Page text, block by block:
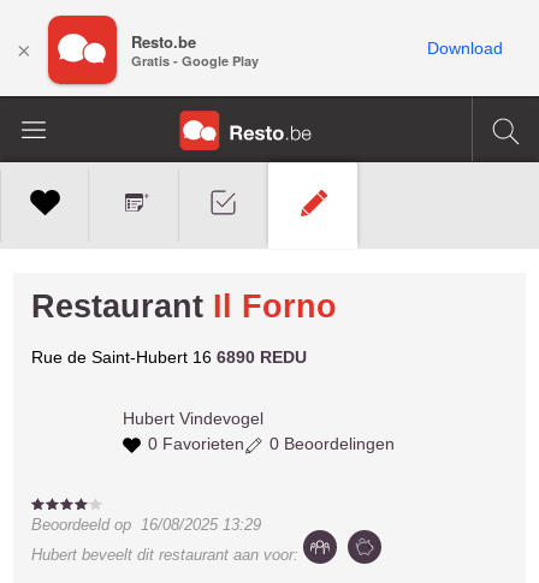
Restaurant Il Forno
Rue de Saint-Hubert 166890 REDU
Hubert Vindevogel
0 Favorieten
0 Beoordelingen
Beoordeeld op16/08/2025 13:29
Hubert beveelt dit restaurant aan voor:
× Resto.be
Gratis - Google Play
Download